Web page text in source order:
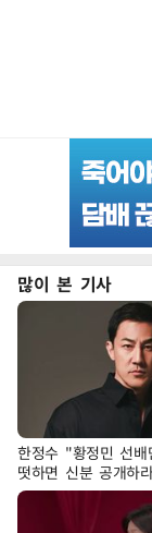
많이 본 기사
한정수 "황정민 선
떳하면 신분 공개하